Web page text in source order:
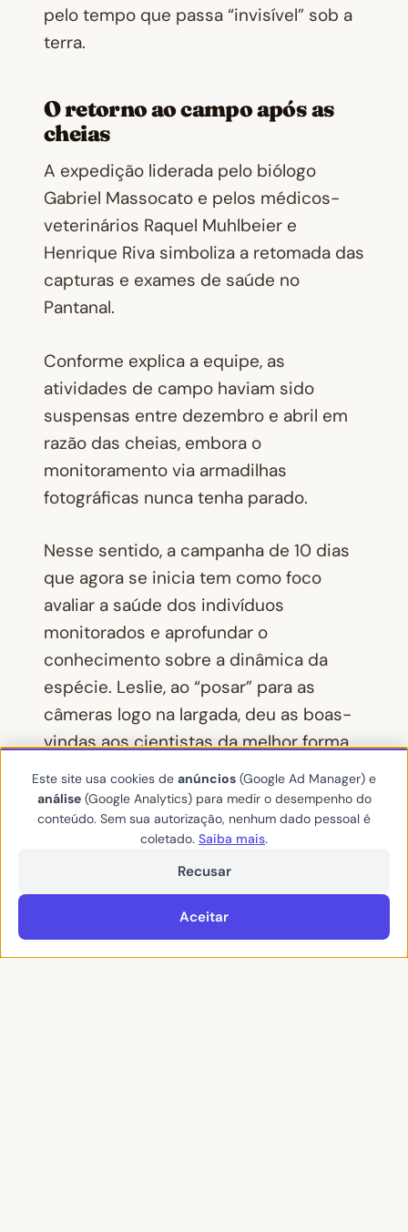
pelo tempo que passa “invisível” sob a
terra.
O retorno ao campo após as
cheias
A expedição liderada pelo biólogo
Gabriel Massocato e pelos médicos-
veterinários Raquel Muhlbeier e
Henrique Riva simboliza a retomada das
capturas e exames de saúde no
Pantanal.
Conforme explica a equipe, as
atividades de campo haviam sido
suspensas entre dezembro e abril em
razão das cheias, embora o
monitoramento via armadilhas
fotográficas nunca tenha parado.
Nesse sentido, a campanha de 10 dias
que agora se inicia tem como foco
avaliar a saúde dos indivíduos
monitorados e aprofundar o
conhecimento sobre a dinâmica da
espécie. Leslie, ao “posar” para as
câmeras logo na largada, deu as boas-
vindas aos cientistas da melhor forma
possível.
Compartilhar:
Este site usa cookies de anúncios (Google Ad Manager) e
análise(Google Analytics) para medir o desempenho do
conteúdo. Sem sua autorização, nenhum dado pessoal é
coletado. Saiba mais.
Recusar
Aceitar